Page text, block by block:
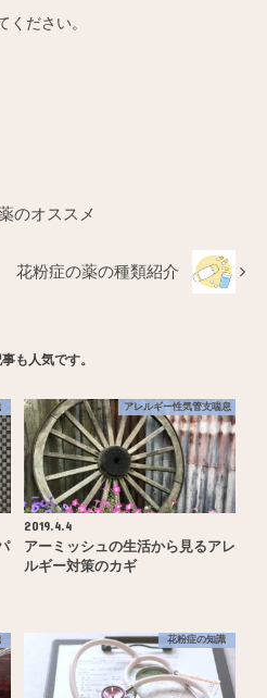
ください。
のオススメ
花粉症の薬の種類紹介
も人気です。
アレルギー性気管支喘息
2019.4.4
アーミッシュの生活から見るアレ
ルギー対策のカギ
花粉症の知識